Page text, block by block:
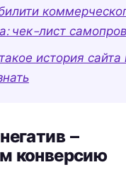
чек-лист
история сайта
–
конверсию